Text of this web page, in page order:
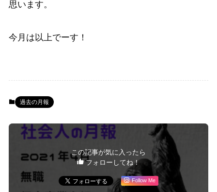
思います。
今月は以上でーす！
過去の月報
この記事が気に入ったら
フォローしてね！
Follow Me